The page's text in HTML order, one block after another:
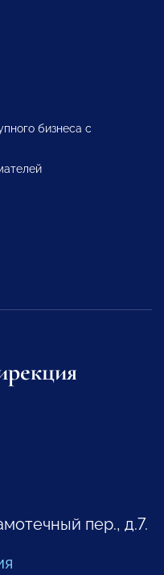
бизнеса с
пер., д.7.